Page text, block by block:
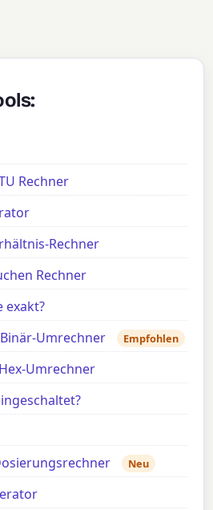
Rechner
Rechner
Rechner
exakt?
Umrechner
Empfohlen
Umrechner
Neu